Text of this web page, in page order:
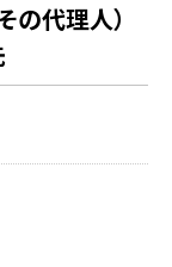
の代理人）